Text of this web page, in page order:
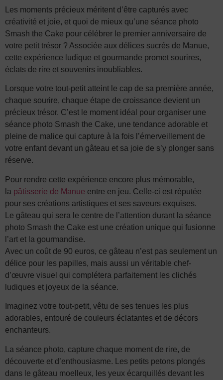
Les moments précieux méritent d’être capturés avec
créativité et joie, et quoi de mieux qu’une séance photo
Smash the Cake pour célébrer le premier anniversaire de
votre petit trésor ? Associée aux délices sucrés de Manue,
cette expérience ludique et gourmande promet sourires,
éclats de rire et souvenirs inoubliables.
Lorsque votre tout-petit atteint le cap de sa première année,
chaque sourire, chaque étape de croissance devient un
précieux trésor. C’est le moment idéal pour organiser une
séance photo Smash the Cake, une tendance adorable et
pleine de malice qui capture à la fois l’émerveillement de
votre enfant devant un gâteau et sa joie de s’y plonger sans
réserve.
Pour rendre cette expérience encore plus mémorable,
la pâtisserie de Manue entre en jeu. Celle-ci est réputée
pour ses créations artistiques et ses saveurs exquises.
Le gâteau qui sera le centre de l’attention durant la séance
photo Smash the Cake est une création unique qui fusionne
l’art et la gourmandise.
Avec un coût de 90 euros, ce gâteau n’est pas seulement un
délice pour les papilles, mais aussi un véritable chef-
d’œuvre visuel qui complétera parfaitement les clichés
ludiques et joyeux de la séance.
Imaginez votre tout-petit, vêtu de ses tenues les plus
adorables, entouré de couleurs éclatantes et de décors
enchanteurs.
La séance photo, capture chaque moment de rire, de
découverte et d’enthousiasme. Les petits petons plongés
dans le gâteau moelleux, les yeux écarquillés devant les